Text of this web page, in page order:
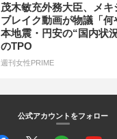
茂木敏充外務大臣、メ
ブレイク動画が物議「
本地震・円安の“国内状
のTPO
週刊女性PRIME
公式アカウントをフォロー